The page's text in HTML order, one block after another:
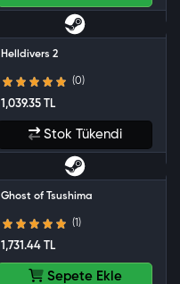
Helldivers 2
(0)
1,039.35 TL
Stok Tükendi
Ghost of Tsushima
(1)
1,731.44 TL
Sepete Ekle